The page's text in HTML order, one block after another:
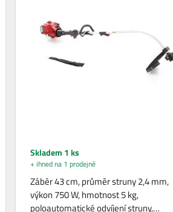
Skladem 1 ks
+ ihned na 1 prodejně
Záběr 43 cm, průměr struny 2,4 mm,
výkon 750 W, hmotnost 5 kg,
poloautomatické odvíjení struny,…